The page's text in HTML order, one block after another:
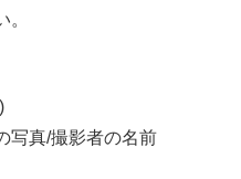
写真/撮影者の名前